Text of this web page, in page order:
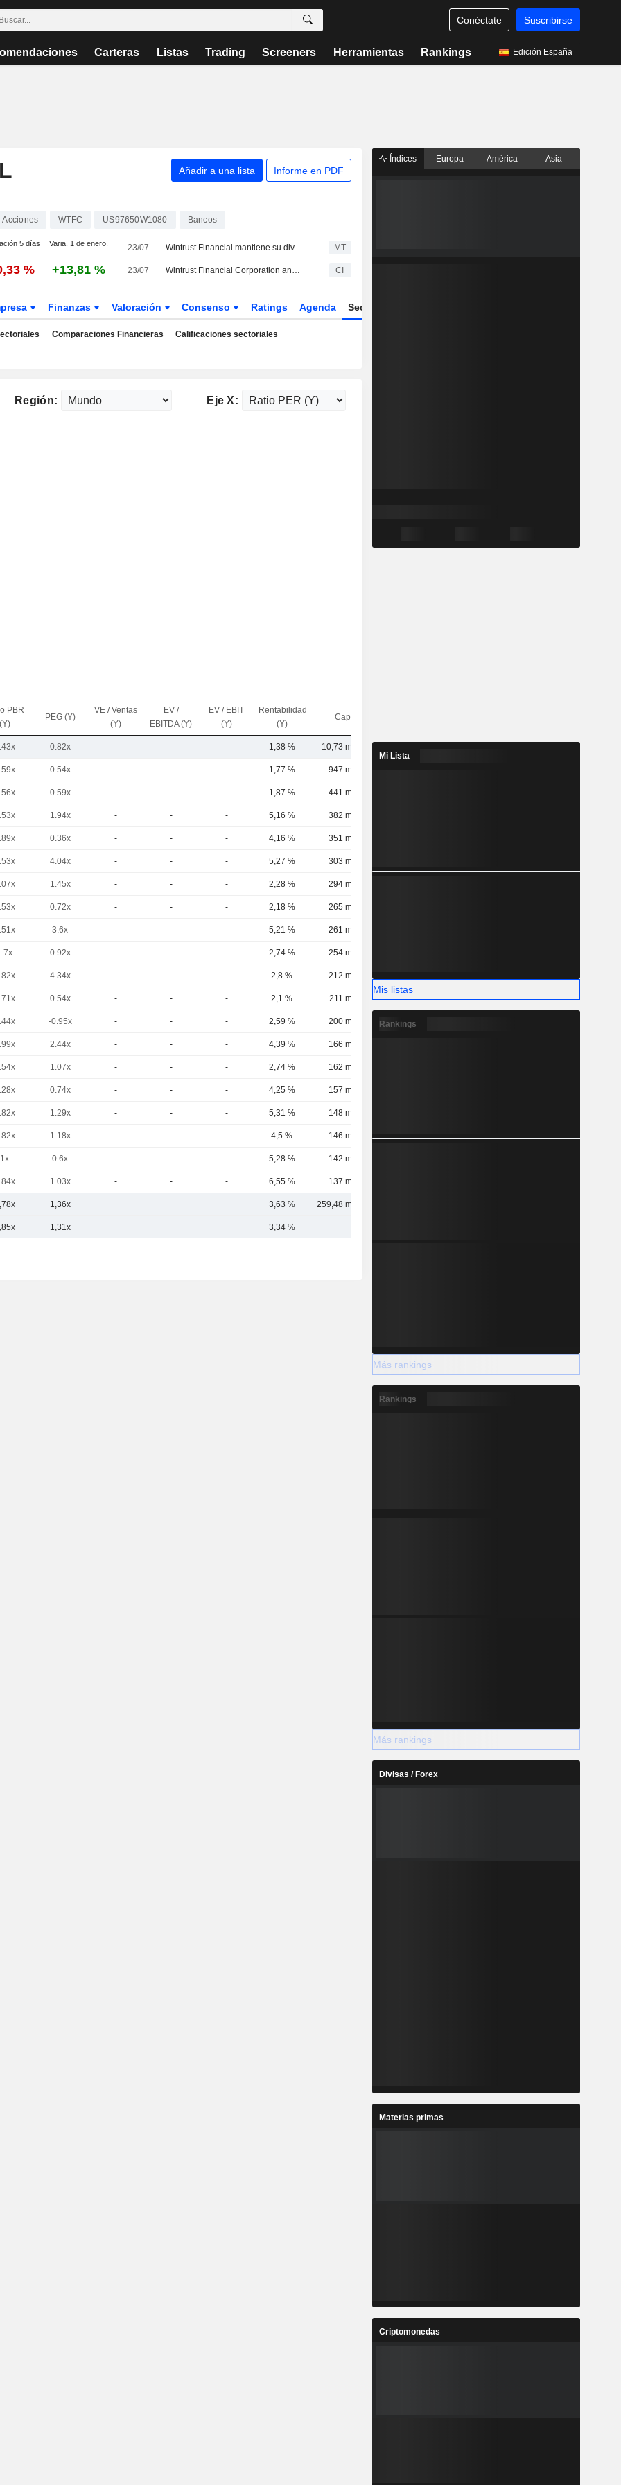
Conéctate Suscribirse
Carteras Listas Trading Screeners Herramientas Rankings Edición España
Añadir a una lista Informe en PDF
Acciones WTFC US97650W1080 Bancos
5 días Varia. 1 de enero.
% +13,81 %
23/07 Wintrust Financial mantiene su dividendo trimestral en 0,55 USD por accion, pagadero el 20 de agosto MT
23/07 Wintrust Financial Corporation anuncia un dividendo trimestral en efectivo pagadero el 20 de agosto de 2026 CI
Finanzas Valoración Consenso Ratings Agenda Sector
Comparaciones Financieras Calificaciones sectoriales
Región: Eje X:
PBR
(Y)
PEG (Y)
VE / Ventas
(Y)
EV /
EBITDA (Y)
EV / EBIT
(Y)
Rentabilidad
(Y)
Capi.($)
0.82x - - - 1,38 % 10,73 mil M
0.54x - - - 1,77 % 947 mil M
0.59x - - - 1,87 % 441 mil M
1.94x - - - 5,16 % 382 mil M
0.36x - - - 4,16 % 351 mil M
4.04x - - - 5,27 % 303 mil M
1.45x - - - 2,28 % 294 mil M
0.72x - - - 2,18 % 265 mil M
3.6x - - - 5,21 % 261 mil M
0.92x - - - 2,74 % 254 mil M
4.34x - - - 2,8 % 212 mil M
0.54x - - - 2,1 % 211 mil M
-0.95x - - - 2,59 % 200 mil M
2.44x - - - 4,39 % 166 mil M
1.07x - - - 2,74 % 162 mil M
0.74x - - - 4,25 % 157 mil M
1.29x - - - 5,31 % 148 mil M
1.18x - - - 4,5 % 146 mil M
1x 0.6x - - - 5,28 % 142 mil M
1.03x - - - 6,55 % 137 mil M
1,36x 3,63 % 259,48 mil M
1,31x 3,34 %
Índices Europa América Asia
Mi Lista
Mis listas
Rankings
Más rankings
Rankings
Más rankings
Divisas / Forex
Materias primas
Criptomonedas